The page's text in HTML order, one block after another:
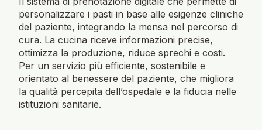
personalizzare i pasti in base alle esigenze cliniche
del paziente, integrando la mensa nel percorso di
cura. La cucina riceve informazioni precise,
ottimizza la produzione, riduce sprechi e costi.
Per un servizio più efficiente, sostenibile e
orientato al benessere del paziente, che migliora
la qualità percepita dell’ospedale e la fiducia nelle
istituzioni sanitarie.